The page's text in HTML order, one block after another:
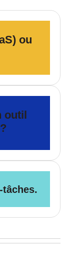
ou
outil